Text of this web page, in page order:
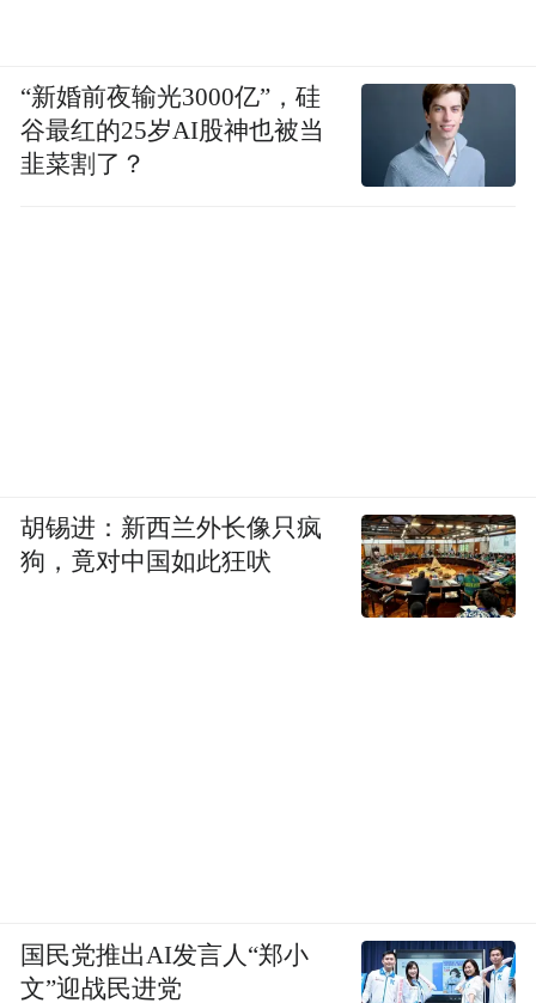
“新婚前夜输光3000亿”，硅
谷最红的25岁AI股神也被当
韭菜割了？
胡锡进：新西兰外长像只疯
狗，竟对中国如此狂吠
国民党推出AI发言人“郑小
文”迎战民进党